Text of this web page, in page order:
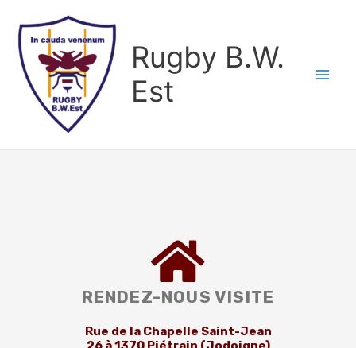
contenu
Rugby B.W.
Est
RENDEZ-NOUS VISITE
Rue de la Chapelle Saint-Jean